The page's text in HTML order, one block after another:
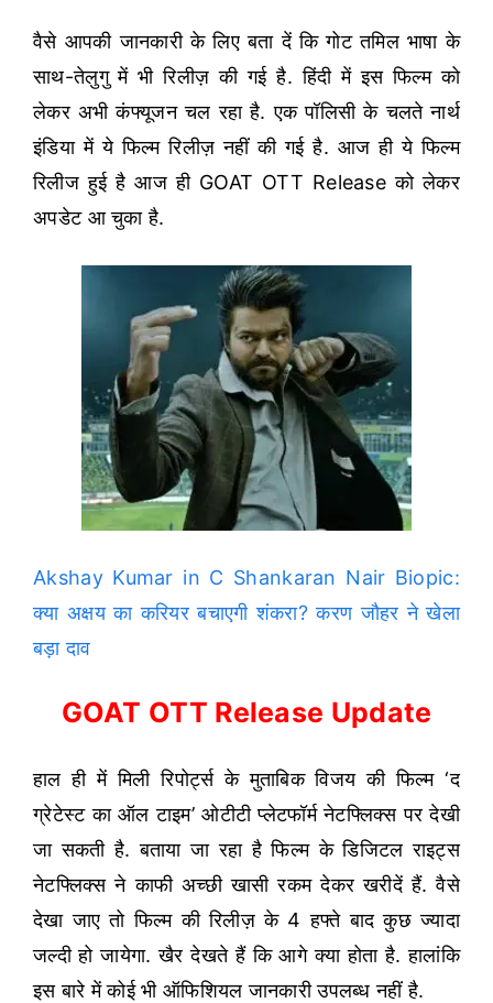
वैसे आपकी जानकारी के लिए बता दें कि गोट तमिल भाषा के
साथ-तेलुगु में भी रिलीज़ की गई है. हिंदी में इस फिल्म को
लेकर अभी कंफ्यूजन चल रहा है. एक पॉलिसी के चलते नार्थ
इंडिया में ये फिल्म रिलीज़ नहीं की गई है. आज ही ये फिल्म
रिलीज हुई है आज ही GOAT OTT Release को लेकर
अपडेट आ चुका है.
Akshay Kumar in C Shankaran Nair Biopic:
क्या अक्षय का करियर बचाएगी शंकरा? करण जौहर ने खेला
बड़ा दाव
GOAT OTT Release Update
हाल ही में मिली रिपोर्ट्स के मुताबिक विजय की फिल्म ‘द
ग्रेटेस्ट का ऑल टाइम’ ओटीटी प्लेटफॉर्म नेटफ्लिक्स पर देखी
जा सकती है. बताया जा रहा है फिल्म के डिजिटल राइट्स
नेटफ्लिक्स ने काफी अच्छी खासी रकम देकर खरीदें हैं. वैसे
देखा जाए तो फिल्म की रिलीज़ के 4 हफ्ते बाद कुछ ज्यादा
जल्दी हो जायेगा. खैर देखते हैं कि आगे क्या होता है. हालांकि
इस बारे में कोई भी ऑफिशियल जानकारी उपलब्ध नहीं है.